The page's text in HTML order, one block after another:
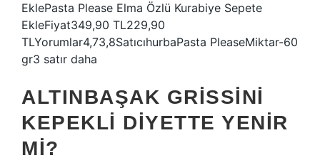
EklePasta Please Elma Özlü Kurabiye Sepete
EkleFiyat349,90 TL229,90
TLYorumlar4,73,8SatıcıhurbaPasta PleaseMiktar-60
gr3 satır daha
ALTINBAŞAK GRISSINI
KEPEKLI DIYETTE YENIR
MI?